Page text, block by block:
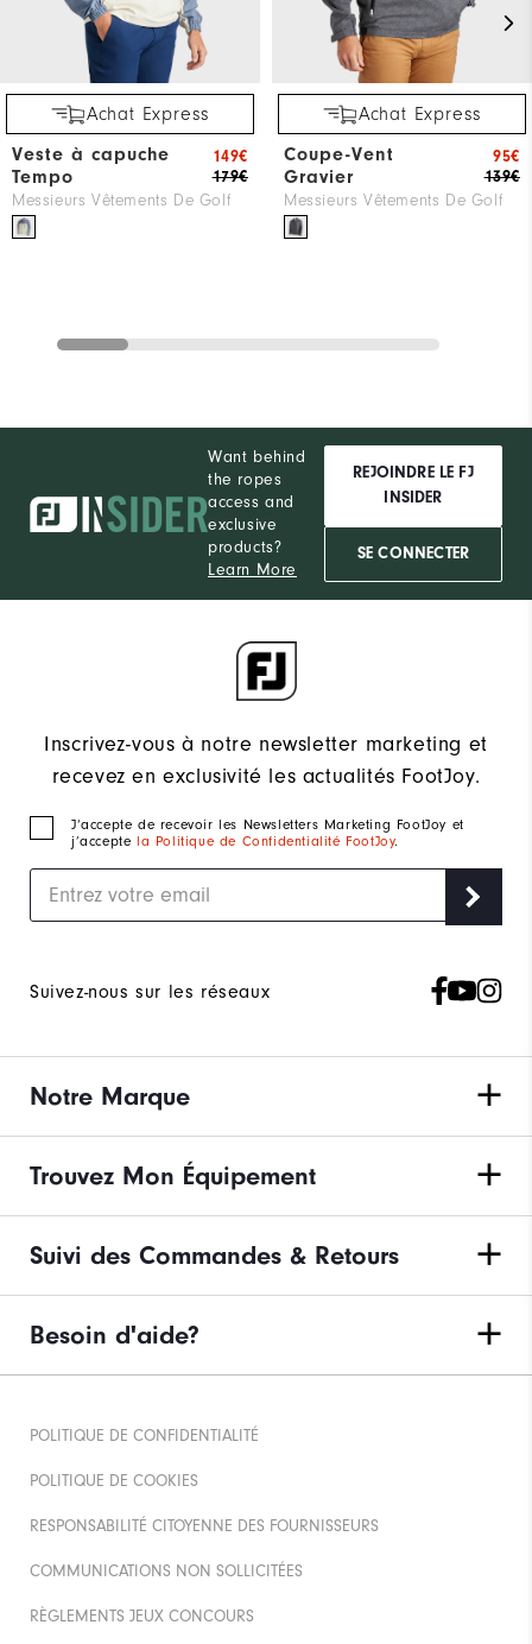
Achat Express
Veste à capuche
Tempo
Messieurs Vêtements De Golf
179€
149€
Achat Express
Coupe-Vent
Gravier
Messieurs Vêtements De Golf
139€
95€
Want behind
the ropes
access and
exclusive
products?
Learn More
REJOINDRE LE FJ
INSIDER
SE CONNECTER
Inscrivez-vous à notre newsletter marketing et
recevez en exclusivité les actualités FootJoy.
J‘accepte de recevoir les Newsletters Marketing FootJoy et
j’accepte la Politique de Confidentialité FootJoy.
Suivez-nous sur les réseaux
Notre Marque
Trouvez Mon Équipement
Suivi des Commandes & Retours
Besoin d'aide?
POLITIQUE DE CONFIDENTIALITÉ
POLITIQUE DE COOKIES
RESPONSABILITÉ CITOYENNE DES FOURNISSEURS
COMMUNICATIONS NON SOLLICITÉES
RÈGLEMENTS JEUX CONCOURS